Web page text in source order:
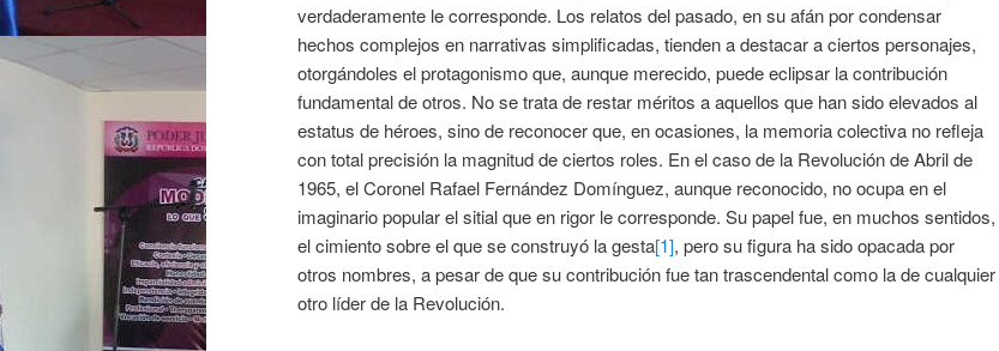
verdaderamente le corresponde. Los relatos del pasado, en su afán por condensar
hechos complejos en narrativas simplificadas, tienden a destacar a ciertos personajes,
otorgándoles el protagonismo que, aunque merecido, puede eclipsar la contribución
fundamental de otros. No se trata de restar méritos a aquellos que han sido elevados al
estatus de héroes, sino de reconocer que, en ocasiones, la memoria colectiva no refleja
con total precisión la magnitud de ciertos roles. En el caso de la Revolución de Abril de
1965, el Coronel Rafael Fernández Domínguez, aunque reconocido, no ocupa en el
imaginario popular el sitial que en rigor le corresponde. Su papel fue, en muchos sentidos,
el cimiento sobre el que se construyó la gesta[1], pero su figura ha sido opacada por
otros nombres, a pesar de que su contribución fue tan trascendental como la de cualquier
otro líder de la Revolución.